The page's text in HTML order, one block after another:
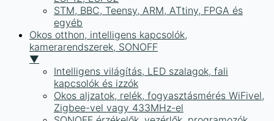
STM, BBC, Teensy, ARM, ATtiny, FPGA és
egyéb
Okos otthon, intelligens kapcsolók,
kamerarendszerek, SONOFF
▼
Intelligens világítás, LED szalagok, fali
kapcsolók és izzók
Okos aljzatok, relék, fogyasztásmérés WiFivel,
Zigbee-vel vagy 433MHz-el